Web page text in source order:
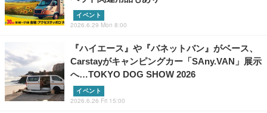
イベント
2026.6.29 Mon 8:00
『ハイエース』や『バネットバン』がベース、
Carstayがキャンピングカー「SAny.VAN」展示
へ…TOKYO DOG SHOW 2026
イベント
2026.6.26 Fri 15:00